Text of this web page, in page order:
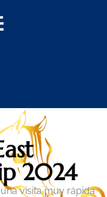
2024
visita muy rápida